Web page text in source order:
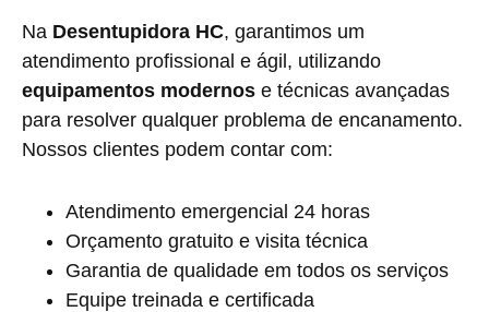
Na Desentupidora HC, garantimos um
atendimento profissional e ágil, utilizando
equipamentos modernos e técnicas avançadas
para resolver qualquer problema de encanamento.
Nossos clientes podem contar com:
Atendimento emergencial 24 horas
Orçamento gratuito e visita técnica
Garantia de qualidade em todos os serviços
Equipe treinada e certificada